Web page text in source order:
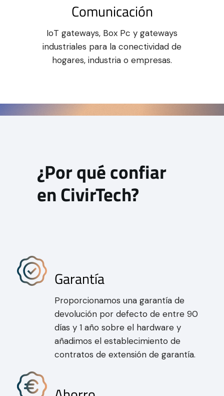
Comunicación
IoT gateways, Box Pc y gateways
industriales para la conectividad de
hogares, industria o empresas.
¿Por qué confiar
en CivirTech?
Garantía
Proporcionamos una garantía de
devolución por defecto de entre 90
días y 1 año sobre el hardware y
añadimos el establecimiento de
contratos de extensión de garantía.